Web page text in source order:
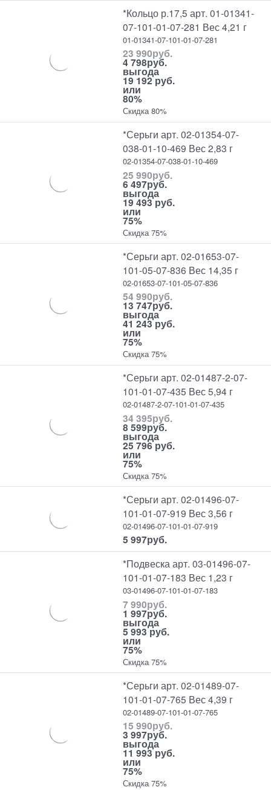
*Кольцо р.17,5 арт. 01-01341-
07-101-01-07-281 Вес 4,21 г
01-01341-07-101-01-07-281
23 990руб.
4 798руб.
выгода
19 192 руб.
или
80%
Скидка 80%
*Серьги арт. 02-01354-07-
038-01-10-469 Вес 2,83 г
02-01354-07-038-01-10-469
25 990руб.
6 497руб.
выгода
19 493 руб.
или
75%
Скидка 75%
*Серьги арт. 02-01653-07-
101-05-07-836 Вес 14,35 г
02-01653-07-101-05-07-836
54 990руб.
13 747руб.
выгода
41 243 руб.
или
75%
Скидка 75%
*Серьги арт. 02-01487-2-07-
101-01-07-435 Вес 5,94 г
02-01487-2-07-101-01-07-435
34 395руб.
8 599руб.
выгода
25 796 руб.
или
75%
Скидка 75%
*Серьги арт. 02-01496-07-
101-01-07-919 Вес 3,56 г
02-01496-07-101-01-07-919
5 997руб.
*Подвеска арт. 03-01496-07-
101-01-07-183 Вес 1,23 г
03-01496-07-101-01-07-183
7 990руб.
1 997руб.
выгода
5 993 руб.
или
75%
Скидка 75%
*Серьги арт. 02-01489-07-
101-01-07-765 Вес 4,39 г
02-01489-07-101-01-07-765
15 990руб.
3 997руб.
выгода
11 993 руб.
или
75%
Скидка 75%